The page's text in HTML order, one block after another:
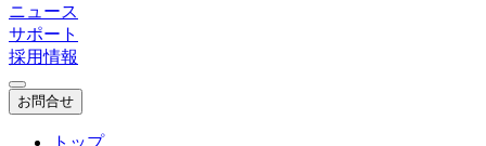
ニュース
サポート
採用情報
お問合せ
トップ